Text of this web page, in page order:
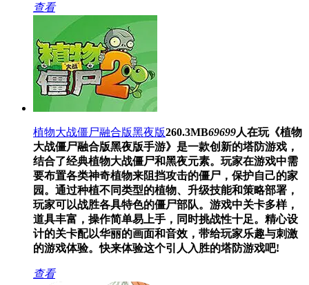
查看
植物大战僵尸融合版黑夜版260.3MB69699人在玩《植物
大战僵尸融合版黑夜版手游》是一款创新的塔防游戏，
结合了经典植物大战僵尸和黑夜元素。玩家在游戏中需
要布置各类神奇植物来阻挡攻击的僵尸，保护自己的家
园。通过种植不同类型的植物、升级技能和策略部署，
玩家可以战胜各具特色的僵尸部队。游戏中关卡多样，
道具丰富，操作简单易上手，同时挑战性十足。精心设
计的关卡配以华丽的画面和音效，带给玩家乐趣与刺激
的游戏体验。快来体验这个引人入胜的塔防游戏吧!
查看